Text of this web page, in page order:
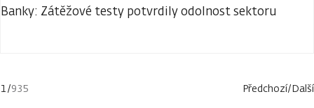
Banky: Zátěžové testy potvrdily odolnost sektoru
1/935 Předchozí/Další